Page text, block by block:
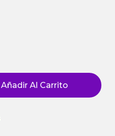
Añadir Al Carrito